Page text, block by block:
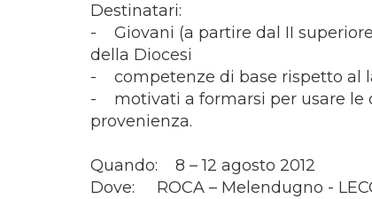
Destinatari:
- Giovani (a partire dal II
della Diocesi
- competenze di base rispetto al
- motivati a formarsi per usare le
provenienza.
Quando: 8 – 12 agosto 2012
Dove: ROCA – Melendugno -